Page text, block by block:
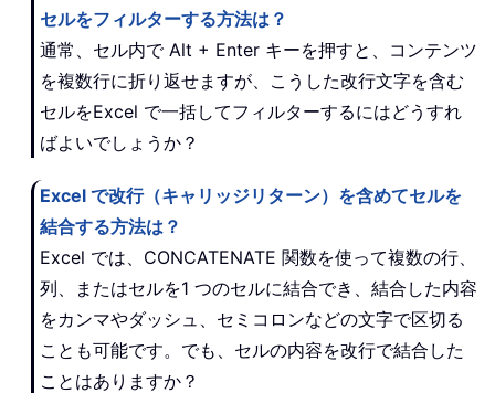
セルをフィルターする方法は？
通常、セル内で Alt + Enter キーを押すと、コンテンツ
を複数行に折り返せますが、こうした改行文字を含む
セルをExcel で一括してフィルターするにはどうすれ
ばよいでしょうか？
Excel で改行（キャリッジリターン）を含めてセルを
結合する方法は？
Excel では、CONCATENATE 関数を使って複数の行、
列、またはセルを1 つのセルに結合でき、結合した内容
をカンマやダッシュ、セミコロンなどの文字で区切る
ことも可能です。でも、セルの内容を改行で結合した
ことはありますか？